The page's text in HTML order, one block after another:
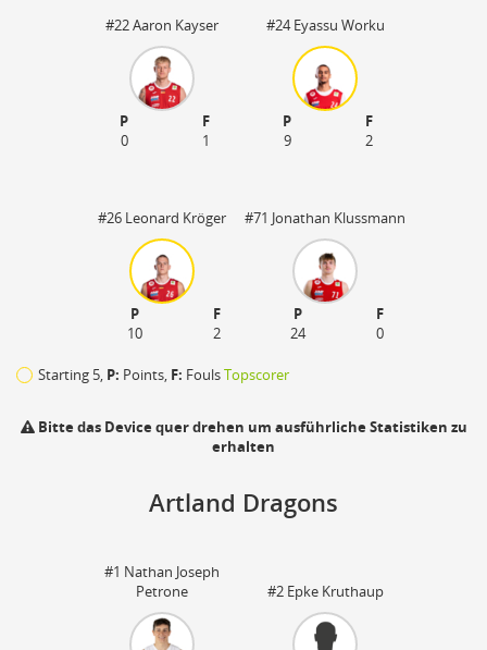
#22 Aaron Kayser
P
F
0
1
#24 Eyassu Worku
P
F
9
2
#26 Leonard Kröger
P
F
10
2
#71 Jonathan Klussmann
P
F
24
0
Starting 5, P: Points, F: FoulsTopscorer
Bitte das Device quer drehen um ausführliche Statistiken zu
erhalten
Artland Dragons
#1 Nathan Joseph
Petrone
#2 Epke Kruthaup